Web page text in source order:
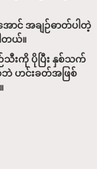
ာင် အချဉ်ဓာတ်ပါတဲ့
တယ်။
းကို ပိုပြီး နှစ်သက်
ဘဲ ဟင်းခတ်အဖြစ်